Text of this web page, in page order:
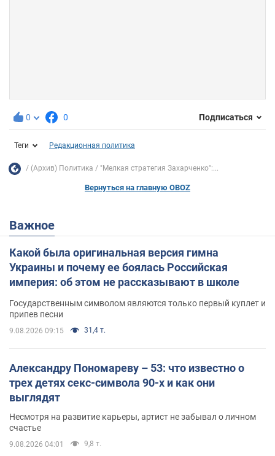
0 0 Подписаться
Теги Редакционная политика
(Архив) Политика "Мелкая стратегия Захарченко":...
Вернуться на главную OBOZ
Важное
Какой была оригинальная версия гимна
Украины и почему ее боялась Российская
империя: об этом не рассказывают в школе
Государственным символом являются только первый куплет и
припев песни
9.08.2026 09:15 31,4 т.
Александру Пономареву – 53: что известно о
трех детях секс-символа 90-х и как они
выглядят
Несмотря на развитие карьеры, артист не забывал о личном
счастье
9.08.2026 04:01 9,8 т.